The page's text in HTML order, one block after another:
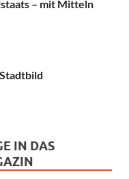
– mit Mitteln
IN DAS